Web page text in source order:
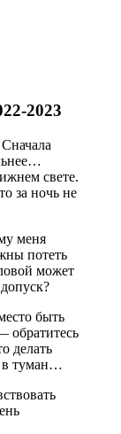
2023
свете.
за ночь не
меня
потеть
может
быть
обратитесь
делать
в туман…